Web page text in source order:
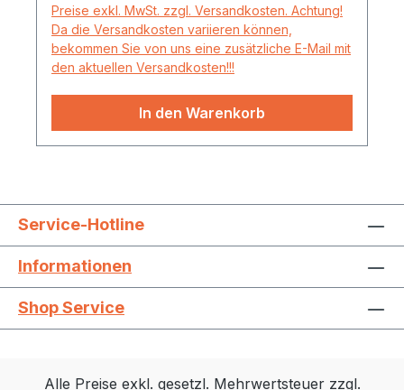
Preise exkl. MwSt. zzgl. Versandkosten. Achtung!
Da die Versandkosten variieren können,
bekommen Sie von uns eine zusätzliche E-Mail mit
den aktuellen Versandkosten!!!
In den Warenkorb
Service-Hotline
Informationen
Shop Service
Alle Preise exkl. gesetzl. Mehrwertsteuer zzgl.